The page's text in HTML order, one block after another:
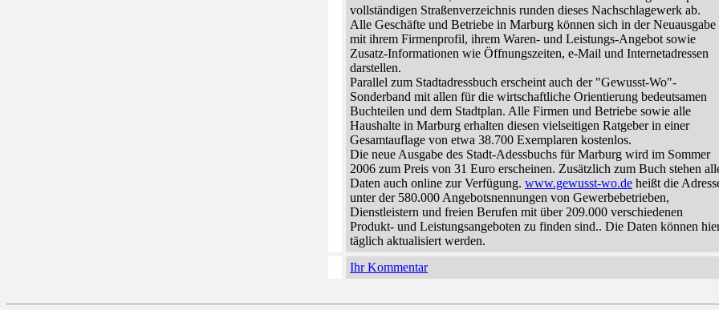
vollständigen Straßenverzeichnis runden dieses Nachschlagewerk ab.
Alle Geschäfte und Betriebe in Marburg können sich in der Neuausgabe
mit ihrem Firmenprofil, ihrem Waren- und Leistungs-Angebot sowie
Zusatz-Informationen wie Öffnungszeiten, e-Mail und Internetadressen
darstellen.
Parallel zum Stadtadressbuch erscheint auch der "Gewusst-Wo"-
Sonderband mit allen für die wirtschaftliche Orientierung bedeutsamen
Buchteilen und dem Stadtplan. Alle Firmen und Betriebe sowie alle
Haushalte in Marburg erhalten diesen vielseitigen Ratgeber in einer
Gesamtauflage von etwa 38.700 Exemplaren kostenlos.
Die neue Ausgabe des Stadt-Adessbuchs für Marburg wird im Sommer
2006 zum Preis von 31 Euro erscheinen. Zusätzlich zum Buch stehen
Daten auch online zur Verfügung. www.gewusst-wo.de heißt die
unter der 580.000 Angebotsnennungen von Gewerbebetrieben,
Dienstleistern und freien Berufen mit über 209.000 verschiedenen
Produkt- und Leistungsangeboten zu finden sind.. Die Daten können
täglich aktualisiert werden.
Ihr Kommentar